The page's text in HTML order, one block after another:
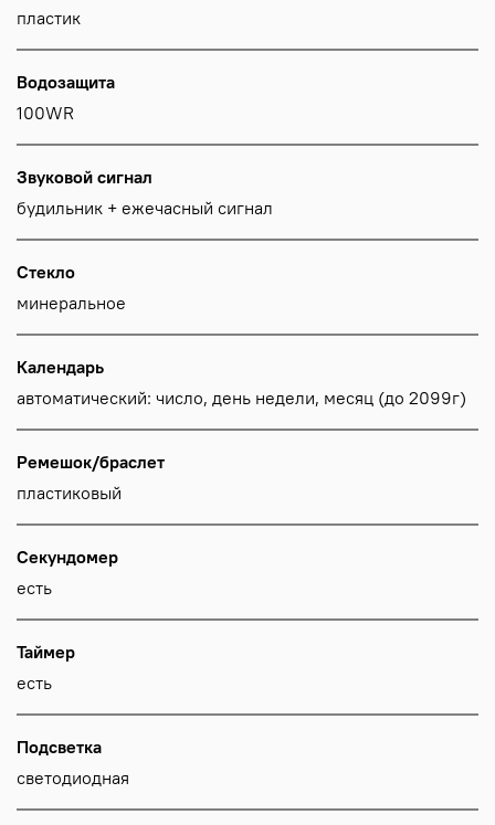
пластик
Водозащита
100WR
Звуковой сигнал
будильник + ежечасный сигнал
Стекло
минеральное
Календарь
автоматический: число, день недели, месяц (до 2099г)
Ремешок/браслет
пластиковый
Секундомер
есть
Таймер
есть
Подсветка
светодиодная